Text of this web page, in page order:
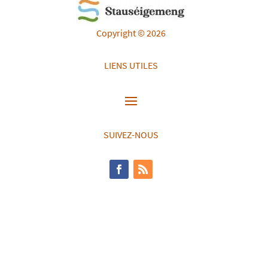
Copyright © 2026
LIENS UTILES
SUIVEZ-NOUS